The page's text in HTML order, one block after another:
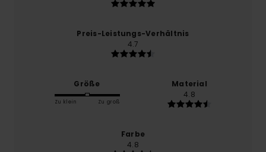
Preis-Leistungs-Verhältnis
4.7
Größe
Zu klein Zu groß
Material
4.8
Farbe
4.8